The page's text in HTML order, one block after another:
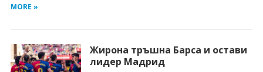
MORE »
Жирона тръшна Барса и остави
лидер Мадрид